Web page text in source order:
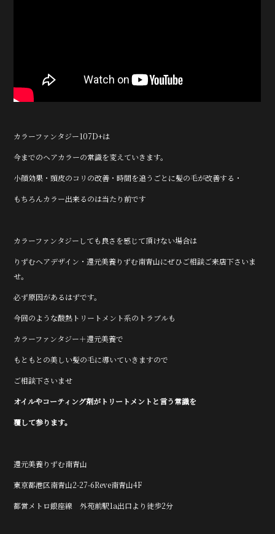
カラーファンタジー107D+は
今までのヘアカラーの常識を変えていきます。
小顔効果・頭皮のコリの改善・時間を追うごとに髪の毛が改善する・
もちろんカラー出来るのは当たり前です
カラーファンタジーしても良さを感じて頂けない場合は
りずむヘアデザイン・還元美養りずむ南青山にぜひご相談ご来店下さいま
せ。
必ず原因があるはずです。
今回のような酸熱トリートメント系のトラブルも
カラーファンタジー＋還元美養で
もともとの美しい髪の毛に導いていきますので
ご相談下さいませ
オイルやコーティング剤がトリートメントと言う常識を
覆して参ります。
還元美養りずむ南青山
東京都港区南青山2-27-6Reve南青山4F
都営メトロ銀座線 外苑前駅1a出口より徒歩2分